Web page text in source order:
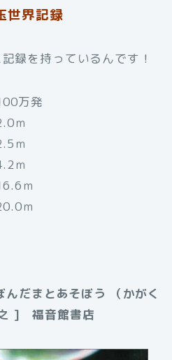
世界記録
録を持っているんです！
万発
ｍ
ｍ
ｍ
ｍ
ｍ
だまとあそぼう （かがく
之 ] 福音館書店